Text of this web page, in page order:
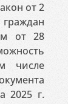
от 2
от 28
числе
2025 г.